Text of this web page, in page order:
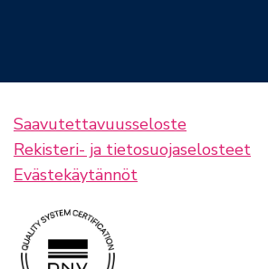
Saavutettavuusseloste
Rekisteri- ja tietosuojaselosteet
Evästekäytännöt